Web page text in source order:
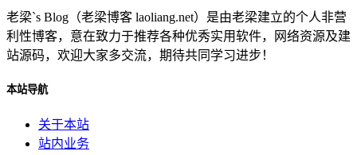
老梁`s Blog（老梁博客 laoliang.net）是由老梁建立的个人非营
利性博客，意在致力于推荐各种优秀实用软件，网络资源及建
站源码，欢迎大家多交流，期待共同学习进步！
本站导航
关于本站
站内业务